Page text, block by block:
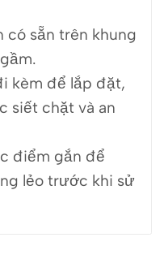
có sẵn trên khung
kèm để lắp đặt,
siết chặt và an
điểm gắn để
lẻo trước khi sử